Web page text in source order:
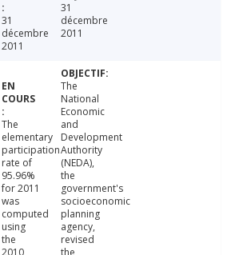
31
décembre
2011
31
décembre
2011
The
elementary
participation
rate of
95.96%
for 2011
was
computed
using
the
The
National
Economic
and
Development
Authority
(NEDA),
the
government's
socioeconomic
planning
agency,
revised